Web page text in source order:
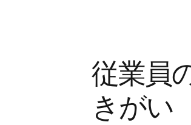
従業員
きがい